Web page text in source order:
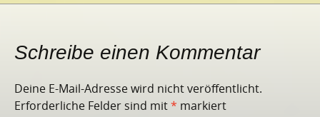
Schreibe einen Kommentar
Deine E-Mail-Adresse wird nicht veröffentlicht.
Erforderliche Felder sind mit* markiert